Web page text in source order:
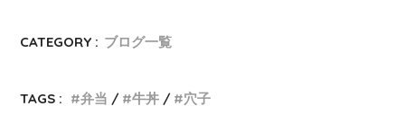
CATEGORY : ブログ一覧
TAGS : 弁当 牛丼 穴子